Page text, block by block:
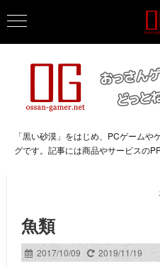
「黒い砂漠」をはじめ、PCゲーム
グです。記事には商品やサービスの
魚類
2017/10/09 2019/11/19